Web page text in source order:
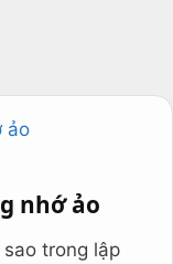
nhớ ảo
trong lập